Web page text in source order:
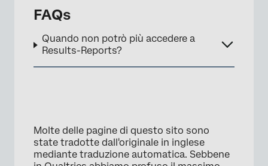
FAQs
Quando non potrò più accedere a
Results-Reports?
Molte delle pagine di questo sito sono
state tradotte dall'originale in inglese
mediante traduzione automatica. Sebbene